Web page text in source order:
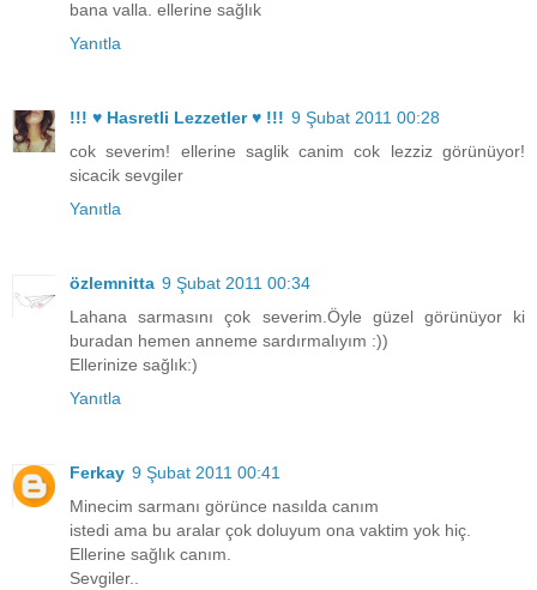
bana valla. ellerine sağlık
Yanıtla
!!! ♥ Hasretli Lezzetler ♥ !!! 9 Şubat 2011 00:28
cok severim! ellerine saglik canim cok lezziz görünüyor!
sicacik sevgiler
Yanıtla
özlemnitta 9 Şubat 2011 00:34
Lahana sarmasını çok severim.Öyle güzel görünüyor ki
buradan hemen anneme sardırmalıyım :))
Ellerinize sağlık:)
Yanıtla
Ferkay 9 Şubat 2011 00:41
Minecim sarmanı görünce nasılda canım
istedi ama bu aralar çok doluyum ona vaktim yok hiç.
Ellerine sağlık canım.
Sevgiler..